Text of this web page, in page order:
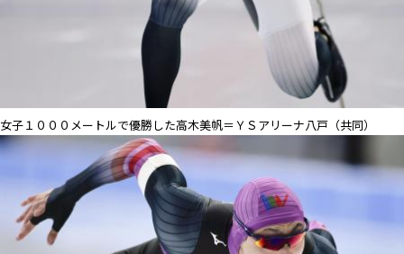
女子１０００メートルで優勝した高木美帆＝ＹＳアリーナ八戸（共同）